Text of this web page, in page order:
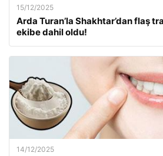
15/12/2025
Arda Turan’la Shakhtar’dan flaş
ekibe dahil oldu!
14/12/2025